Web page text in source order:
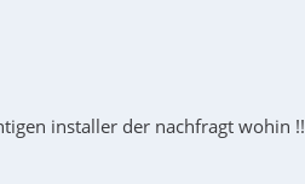
installer der nachfragt wohin !!